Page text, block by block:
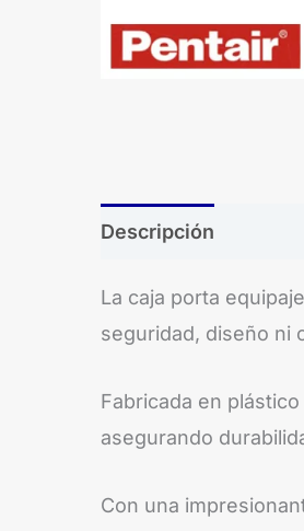
Descripción
La caja porta
seguridad, diseño ni
Fabricada en
asegurando
Con una